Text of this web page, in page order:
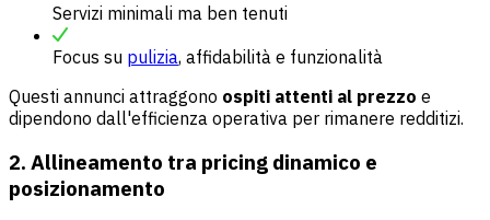
Servizi minimali ma ben tenuti
Focus su pulizia, affidabilità e funzionalità
Questi annunci attraggono ospiti attenti al prezzo e
dipendono dall'efficienza operativa per rimanere redditizi.
2. Allineamento tra pricing dinamico e
posizionamento